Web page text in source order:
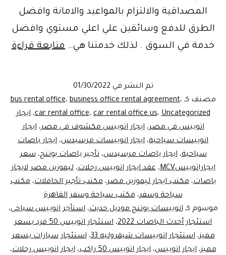
المصداقية والالتزام بالمواعيد والامانة وافضل
الطرق للدفع وسائقين علي اعلي مستوي وافضل
خدمة في السوق . لذلك خدمتنا هي… متابعة قراءة
تم النشر في 01/30/2022
مصنف كـ
bus rental office،business office rental agreement،
car rental office،car rental office us،Uncategorized ،ايجار
اتوبيس في مصر،ايجار اتوبيس مكشوف فى مصر،ايجار
اتوبيسات سياحية، ايجار اتوبيسات مرسيدس، ايجار باصات
سياحية،ايجار باصات مرسيدس،تأجير باصات يوتنج،سعر
ايجاراتوبيسMCV
،عقد ايجار اتوبيس رحلات،ليموزين مصر لايجار
باصات، مكتب ايجار ليموزين مصر، مكتب تأجير الحافلات، مكتب
سياحة وسفر،مكتب سياحة وسفر القاهرة
موسوم كـاتوبيسات يوتنج موديل حديث،استأجر اتوبيس سياحى،
استئجار أحدث الباصات 2022
،
استئجار اتوبيس 50 فرد بسعر
مميز،استئجار اتوبيسات شيفروليه 33 ،استئجار سيارات بسعر
مميز،ايجار اتوبيس،ايجار اتوبيس 50 راكب ،ايجار اتوبيس رحلات،